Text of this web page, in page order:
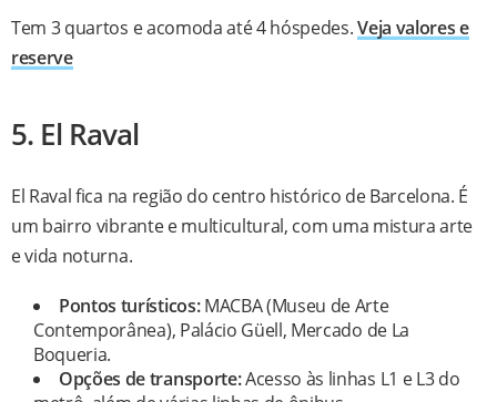
Tem 3 quartos e acomoda até 4 hóspedes.Veja valores e
reserve
5. El Raval
El Raval fica na região do centro histórico de Barcelona. É
um bairro vibrante e multicultural, com uma mistura arte
e vida noturna.
Pontos turísticos:MACBA (Museu de Arte
Contemporânea), Palácio Güell, Mercado de La
Boqueria.
Opções de transporte:Acesso às linhas L1 e L3 do